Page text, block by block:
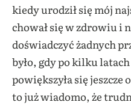
kiedy urodził się mój
chował się w zdrowiu i
doświadczyć żadnych
było, gdy po kilku
powiększyła się
to już wiadomo, że